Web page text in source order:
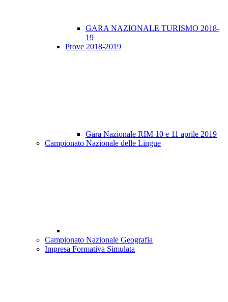
GARA NAZIONALE TURISMO 2018-
19
Prove 2018-2019
Gara Nazionale RIM 10 e 11 aprile 2019
Campionato Nazionale delle Lingue
Campionato Nazionale Geografia
Impresa Formativa Simulata